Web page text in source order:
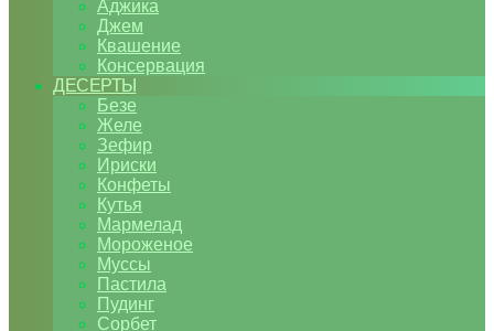
Аджика
Джем
Квашение
Консервация
ДЕСЕРТЫ
Безе
Желе
Зефир
Ириски
Конфеты
Кутья
Мармелад
Мороженое
Муссы
Пастила
Пудинг
Сорбет